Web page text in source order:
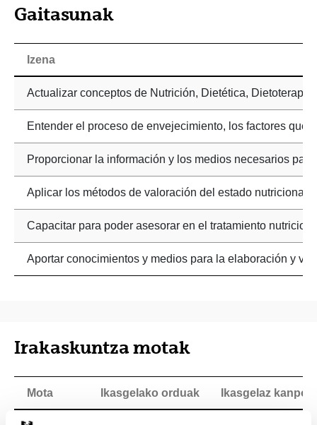
Gaitasunak
Izena
Actualizar conceptos de Nutrición, Dietética,
Entender el proceso de envejecimiento, los factores
Proporcionar la información y los medios necesarios
Aplicar los métodos de valoración del estado nutricional
Capacitar para poder asesorar en el tratamiento
Aportar conocimientos y medios para la elaboración y
Irakaskuntza motak
Mota Ikasgelako orduak Ikasgelaz